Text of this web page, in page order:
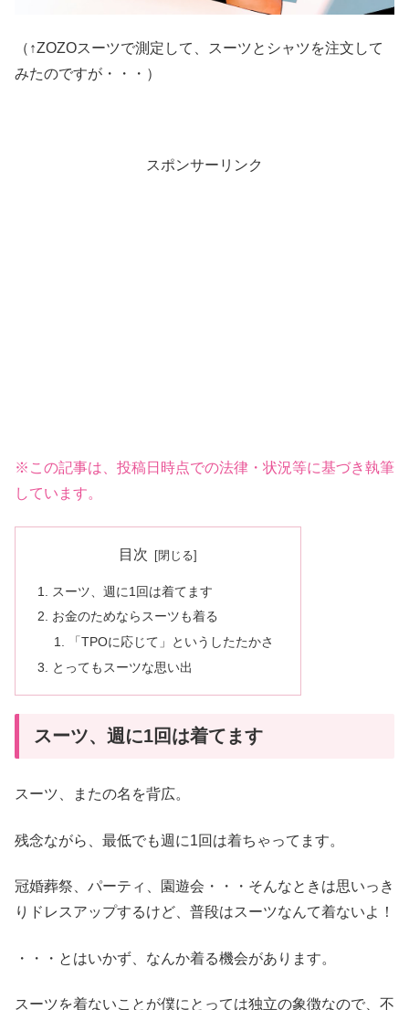
（↑ZOZOスーツで測定して、スーツとシャツを注文して
みたのですが・・・）
スポンサーリンク
※この記事は、投稿日時点での法律・状況等に基づき執筆
しています。
目次
スーツ、週に1回は着てます
お金のためならスーツも着る
「TPOに応じて」というしたたかさ
とってもスーツな思い出
スーツ、週に1回は着てます
スーツ、またの名を背広。
残念ながら、最低でも週に1回は着ちゃってます。
冠婚葬祭、パーティ、園遊会・・・そんなときは思いっき
りドレスアップするけど、普段はスーツなんて着ないよ！
・・・とはいかず、なんか着る機会があります。
スーツを着ないことが僕にとっては独立の象徴なので、不